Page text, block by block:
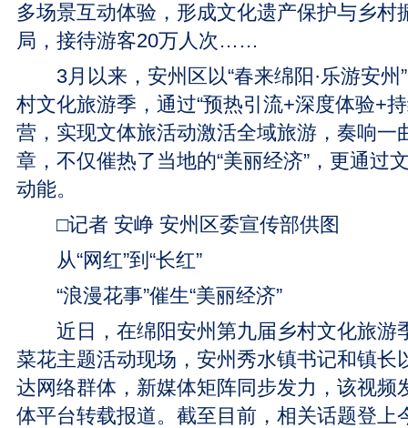
多场景互动体验，形成文化遗产保护与乡村
局，接待游客20万人次……
3月以来，安州区以“春来绵阳·乐游安州
村文化旅游季，通过“预热引流+深度体验+
营，实现文体旅活动激活全域旅游，奏响一
章，不仅催热了当地的“美丽经济”，更通过
动能。
□记者 安峥 安州区委宣传部供图
从“网红”到“长红”
“浪漫花事”催生“美丽经济”
近日，在绵阳安州第九届乡村文化旅游
菜花主题活动现场，安州秀水镇书记和镇长
达网络群体，新媒体矩阵同步发力，该视频
体平台转载报道。截至目前，相关话题登上